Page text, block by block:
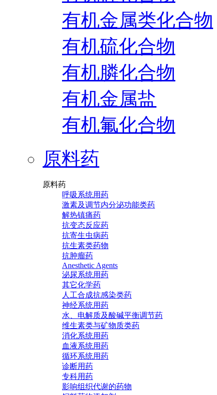
有机金属类化合物
有机硫化合物
有机膦化合物
有机金属盐
有机氟化合物
原料药
原料药
呼吸系统用药
激素及调节内分泌功能类药
解热镇痛药
抗变态反应药
抗寄生虫病药
抗生素类药物
抗肿瘤药
Anesthetic Agents
泌尿系统用药
其它化学药
人工合成抗感染类药
神经系统用药
水、电解质及酸碱平衡调节药
维生素类与矿物质类药
消化系统用药
血液系统用药
循环系统用药
诊断用药
专科用药
影响组织代谢的药物